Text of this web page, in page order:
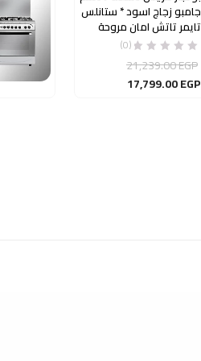
جامبو زجاج اسود * ستانلس
تايمر تاتش امان مروحة
(0)
21,239.00EGP
17,799.00EGP